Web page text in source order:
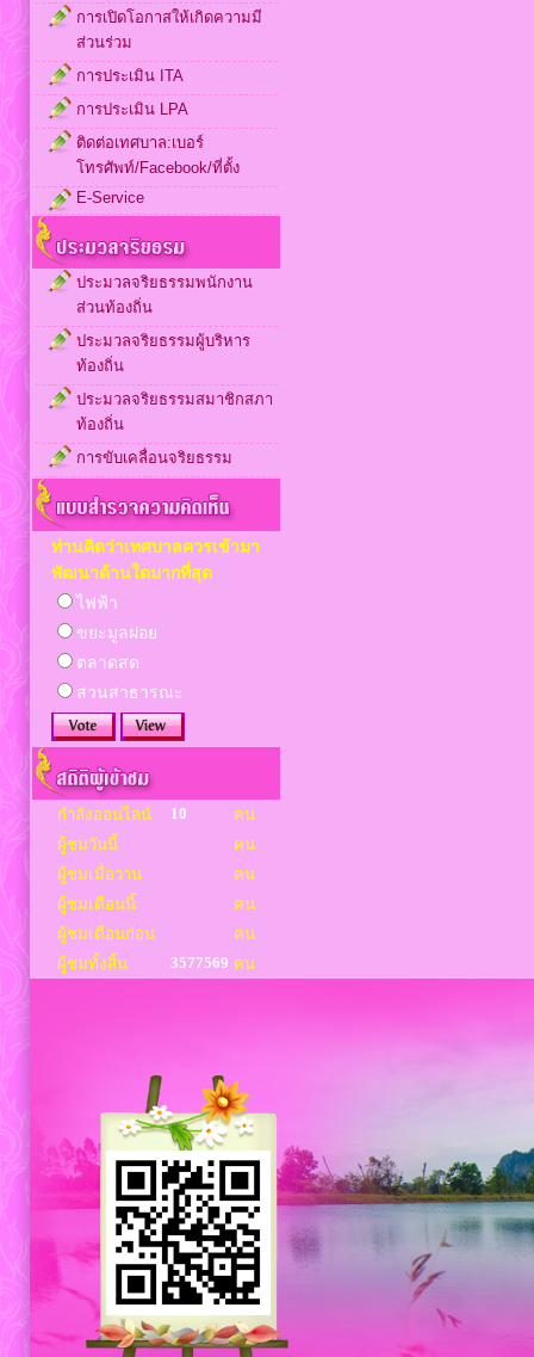
การเปิดโอกาสให้เกิดความมี
ส่วนร่วม
การประเมิน ITA
การประเมิน LPA
ติดต่อเทศบาล:เบอร์
โทรศัพท์/Facebook/ที่ตั้ง
E-Service
ประมวลจริยธรรมพนักงาน
ส่วนท้องถิ่น
ประมวลจริยธรรมผู้บริหาร
ท้องถิ่น
ประมวลจริยธรรมสมาชิกสภา
ท้องถิ่น
การขับเคลื่อนจริยธรรม
ท่านคิดว่าเทศบาลควรเข้ามา
พัฒนาด้านใดมากที่สุด
ไฟฟ้า
ขยะมูลฝอย
ตลาดสด
สวนสาธารณะ
กำลังออนไลน์ 10
คน
ผู้ชมวันนี้
คน
ผู้ชมเมื่อวาน
คน
ผู้ชมเดือนนี้
คน
ผู้ชมเดือนก่อน
คน
ผู้ชมทั้งสิ้น
3577569 คน